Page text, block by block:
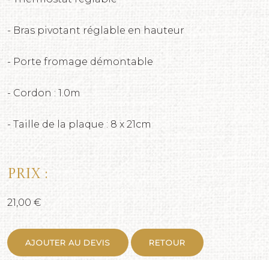
- Bras pivotant réglable en hauteur
- Porte fromage démontable
- Cordon : 1.0m
- Taille de la plaque : 8 x 21cm
Prix :
21,00 €
AJOUTER AU DEVIS RETOUR